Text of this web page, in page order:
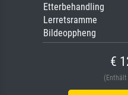
Etterbehandling
Lerretsramme
Bildeoppheng
€
(Enthält